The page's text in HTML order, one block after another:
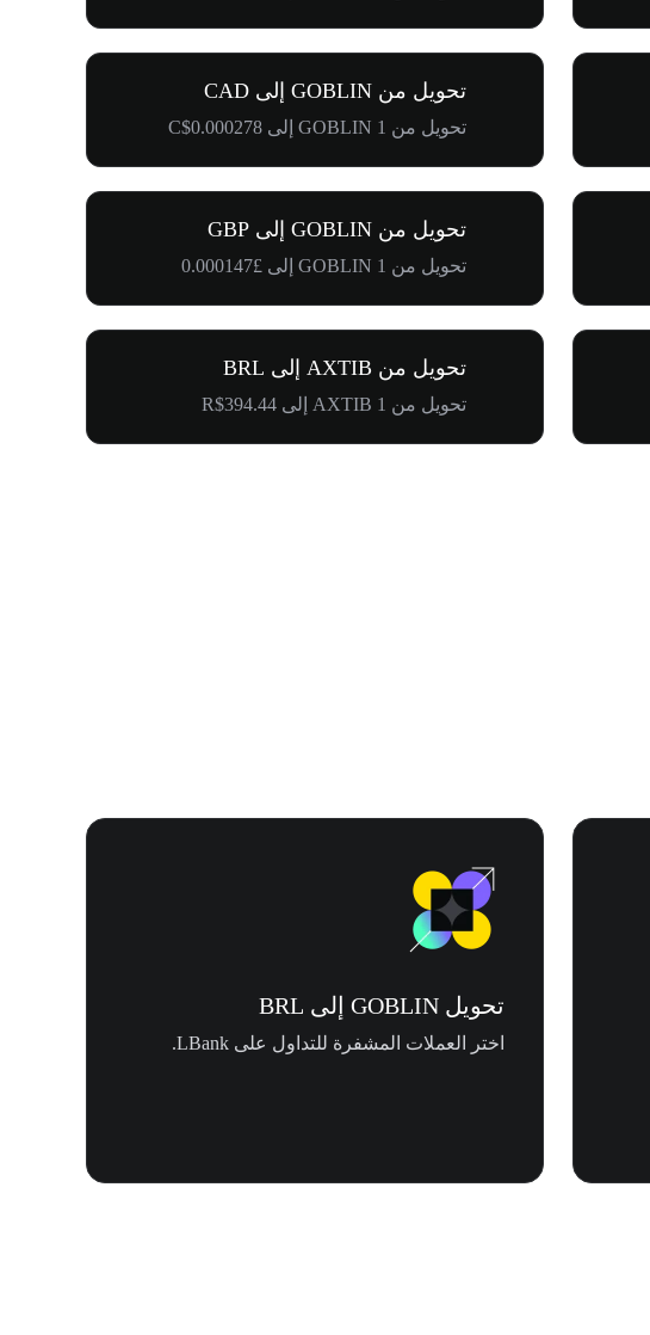
تحويل من GOBLIN إلى CAD
تحويل من 1 GOBLIN إلى C$0.000278
تحويل من GOBLIN إلى GBP
تحويل من 1 GOBLIN إلى £0.000147
تحويل من AXTIB إلى BRL
تحويل من 1 AXTIB إلى R$394.44
تحويل GOBLIN إلى BRL
اختر العملات المشفرة للتداول على LBank.